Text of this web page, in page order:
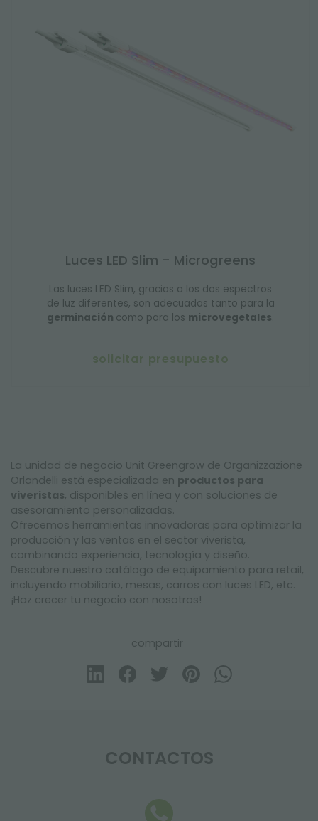
Luces LED Slim - Microgreens
Las luces LED Slim, gracias a los dos espectros
de luz diferentes, son adecuadas tanto para la
germinación como para los microvegetales.
solicitar presupuesto
La unidad de negocio Unit Greengrow de Organizzazione
Orlandelli está especializada en productos para
viveristas, disponibles en línea y con soluciones de
asesoramiento personalizadas.
Ofrecemos herramientas innovadoras para optimizar la
producción y las ventas en el sector viverista,
combinando experiencia, tecnología y diseño.
Descubre nuestro catálogo de equipamiento para retail,
incluyendo mobiliario, mesas, carros con luces LED, etc.
¡Haz crecer tu negocio con nosotros!
compartir
CONTACTOS